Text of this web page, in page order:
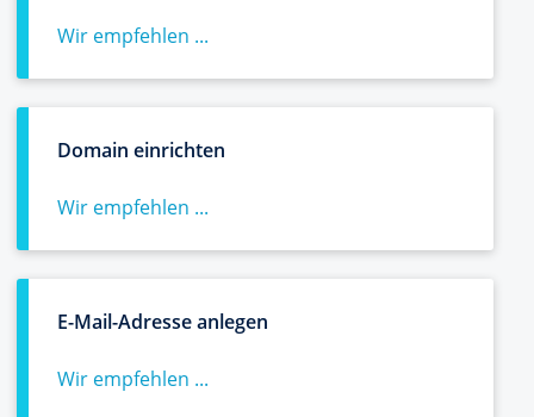
Wir empfehlen ...
Domain einrichten
Wir empfehlen ...
E-Mail-Adresse anlegen
Wir empfehlen ...